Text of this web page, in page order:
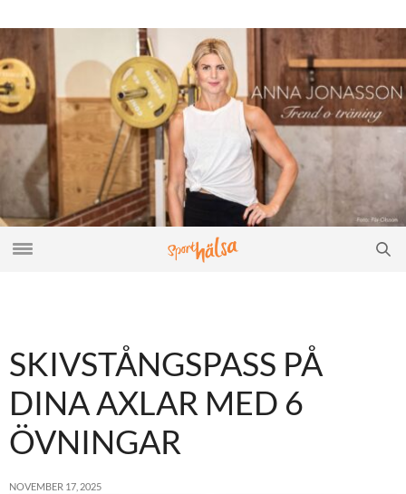
SKIVSTÅNGSPASS PÅ
DINA AXLAR MED 6
ÖVNINGAR
NOVEMBER 17, 2025